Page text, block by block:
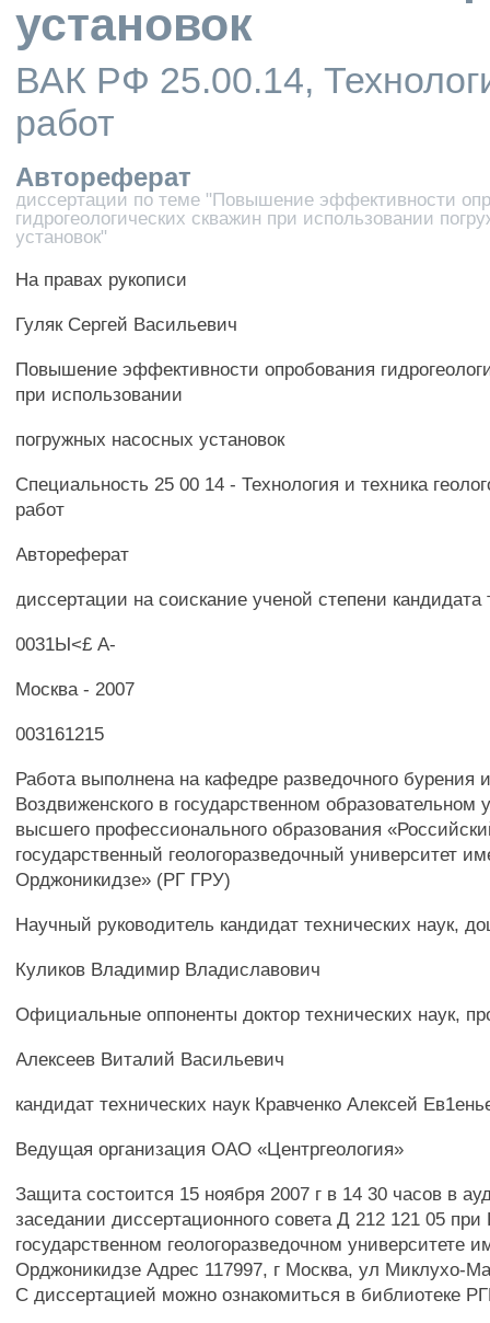
установок
ВАК РФ 25.00.14,
работ
Автореферат
диссертации по теме "Повышение эффективности
гидрогеологических скважин при использовании
установок"
На правах рукописи
Гуляк Сергей Васильевич
Повышение эффективности опробования
при использовании
погружных насосных установок
Специальность 25 00 14 - Технология и техника
работ
Автореферат
диссертации на соискание ученой степени кандидата
0031Ы<£ А-
Москва - 2007
003161215
Работа выполнена на кафедре разведочного
Воздвиженского в государственном образовательном
высшего профессионального образования
государственный геологоразведочный университет
Орджоникидзе» (РГ ГРУ)
Научный руководитель кандидат технических наук,
Куликов Владимир Владиславович
Официальные оппоненты доктор технических наук,
Алексеев Виталий Васильевич
кандидат технических наук Кравченко Алексей
Ведущая организация ОАО «Центргеология»
Защита состоится 15 ноября 2007 г в 14 30 часов в
заседании диссертационного совета Д 212 121 05
государственном геологоразведочном университете
Орджоникидзе Адрес 117997, г Москва, ул Миклухо-
С диссертацией можно ознакомиться в библиотеке